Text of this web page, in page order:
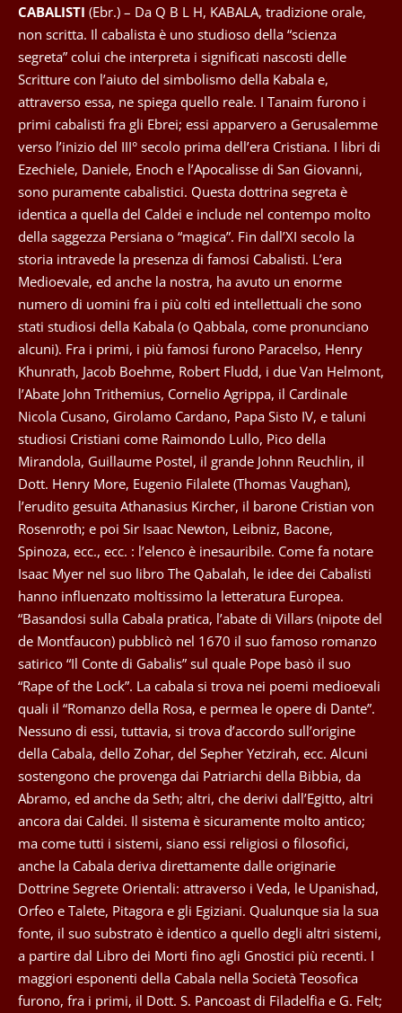
CABALISTI (Ebr.) – Da Q B L H, KABALA, tradizione orale,
non scritta. Il cabalista è uno studioso della “scienza
segreta” colui che interpreta i significati nascosti delle
Scritture con l’aiuto del simbolismo della Kabala e,
attraverso essa, ne spiega quello reale. I Tanaim furono i
primi cabalisti fra gli Ebrei; essi apparvero a Gerusalemme
verso l’inizio del III° secolo prima dell’era Cristiana. I libri di
Ezechiele, Daniele, Enoch e l’Apocalisse di San Giovanni,
sono puramente cabalistici. Questa dottrina segreta è
identica a quella del Caldei e include nel contempo molto
della saggezza Persiana o “magica”. Fin dall’XI secolo la
storia intravede la presenza di famosi Cabalisti. L’era
Medioevale, ed anche la nostra, ha avuto un enorme
numero di uomini fra i più colti ed intellettuali che sono
stati studiosi della Kabala (o Qabbala, come pronunciano
alcuni). Fra i primi, i più famosi furono Paracelso, Henry
Khunrath, Jacob Boehme, Robert Fludd, i due Van Helmont,
l’Abate John Trithemius, Cornelio Agrippa, il Cardinale
Nicola Cusano, Girolamo Cardano, Papa Sisto IV, e taluni
studiosi Cristiani come Raimondo Lullo, Pico della
Mirandola, Guillaume Postel, il grande Johnn Reuchlin, il
Dott. Henry More, Eugenio Filalete (Thomas Vaughan),
l’erudito gesuita Athanasius Kircher, il barone Cristian von
Rosenroth; e poi Sir Isaac Newton, Leibniz, Bacone,
Spinoza, ecc., ecc. : l’elenco è inesauribile. Come fa notare
Isaac Myer nel suo libro The Qabalah, le idee dei Cabalisti
hanno influenzato moltissimo la letteratura Europea.
“Basandosi sulla Cabala pratica, l’abate di Villars (nipote del
de Montfaucon) pubblicò nel 1670 il suo famoso romanzo
satirico “Il Conte di Gabalis” sul quale Pope basò il suo
“Rape of the Lock”. La cabala si trova nei poemi medioevali
quali il “Romanzo della Rosa, e permea le opere di Dante”.
Nessuno di essi, tuttavia, si trova d’accordo sull’origine
della Cabala, dello Zohar, del Sepher Yetzirah, ecc. Alcuni
sostengono che provenga dai Patriarchi della Bibbia, da
Abramo, ed anche da Seth; altri, che derivi dall’Egitto, altri
ancora dai Caldei. Il sistema è sicuramente molto antico;
ma come tutti i sistemi, siano essi religiosi o filosofici,
anche la Cabala deriva direttamente dalle originarie
Dottrine Segrete Orientali: attraverso i Veda, le Upanishad,
Orfeo e Talete, Pitagora e gli Egiziani. Qualunque sia la sua
fonte, il suo substrato è identico a quello degli altri sistemi,
a partire dal Libro dei Morti fino agli Gnostici più recenti. I
maggiori esponenti della Cabala nella Società Teosofica
furono, fra i primi, il Dott. S. Pancoast di Filadelfia e G. Felt;